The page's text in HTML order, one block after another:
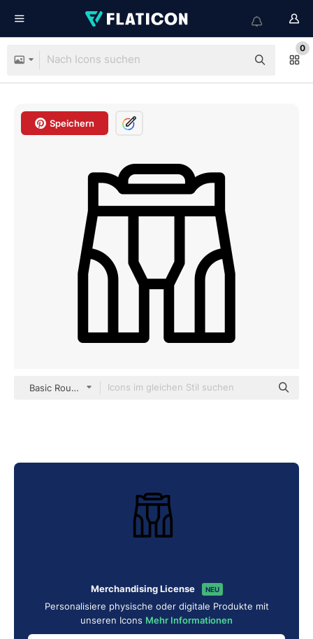
0
Speichern
Basic Rounded Lineal
Merchandising License NEU
Personalisiere physische oder digitale Produkte mit
unseren Icons Mehr Informationen